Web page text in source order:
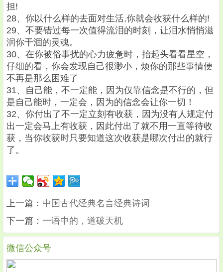
担!
28、你以什么样的去面对生活,你就会收获什么样的!
29、不要错过每一次值得流泪的时刻，让泪水悄悄滋
润你干涸的灵魂。
30、在你被俗事扰的心力疲惫时，抬起头看看星空，
仔细的看，你会发现自己很渺小，烦你的那些事情便
不再是那么困难了
31、自己能，不一定能，因为仅靠信念是不行的，但
是自己能时，一定会，因为的信念会让你一切！
32、你付出了不一定立刻有收获，因为没有人规定付
出一定会马上有收获，因此付出了就不用一直等待收
获，当你收获时只要知道这次收获是哪次付出的就行
了。
上一篇： 中国古代经典名言经典诗词
下一篇： 一语中的，道破天机
微信公众号